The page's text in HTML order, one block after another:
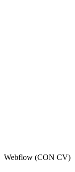
Webflow (CON CV)